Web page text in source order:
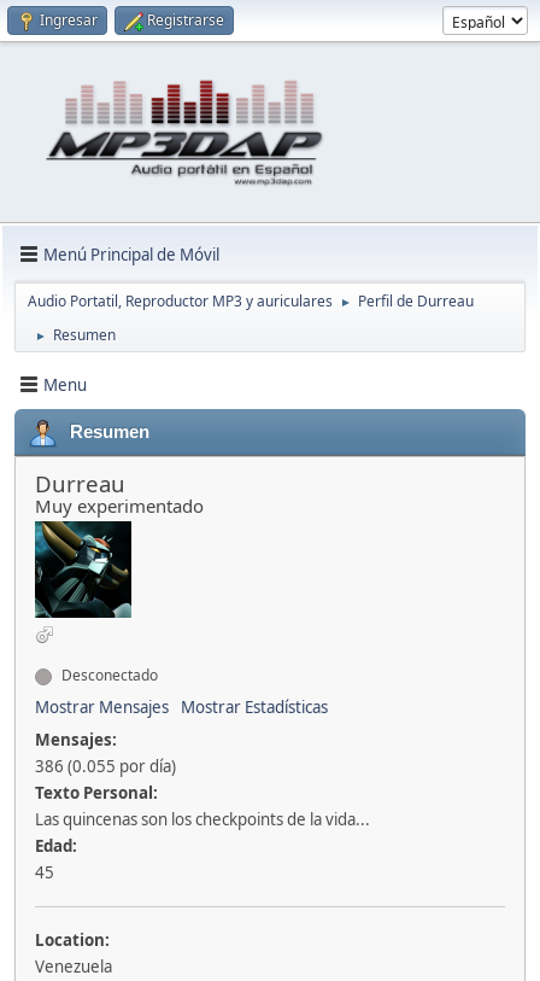
Ingresar Registrarse
Menú Principal de Móvil
Audio Portatil, Reproductor MP3 y auriculares ► Perfil de Durreau
► Resumen
Menu
Resumen
Durreau
Muy experimentado
Desconectado
Mostrar Mensajes
Mostrar Estadísticas
Mensajes:
386 (0.055 por día)
Texto Personal:
Las quincenas son los checkpoints de la vida...
Edad:
45
Location:
Venezuela